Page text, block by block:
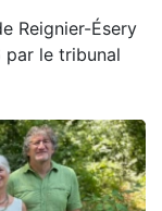
Reignier-Ésery
le tribunal